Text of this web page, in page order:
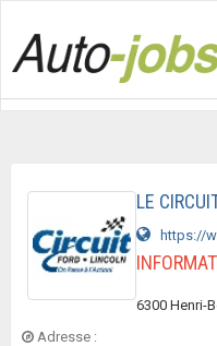
LE
https://
Adresse :
6300 Henri-